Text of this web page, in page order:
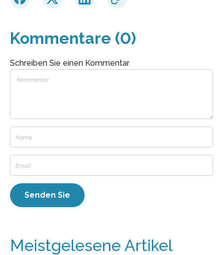
Kommentare (0)
Schreiben Sie einen Kommentar
Meistgelesene Artikel